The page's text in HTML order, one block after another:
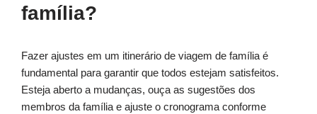
família?
Fazer ajustes em um itinerário de viagem de família é
fundamental para garantir que todos estejam satisfeitos.
Esteja aberto a mudanças, ouça as sugestões dos
membros da família e ajuste o cronograma conforme